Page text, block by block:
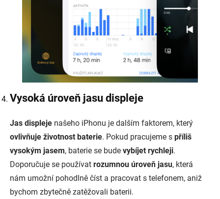
Vysoká úroveň jasu displeje
Jas displeje našeho iPhonu je dalším faktorem, který
ovlivňuje životnost baterie. Pokud pracujeme s příliš
vysokým jasem, baterie se bude vybíjet rychleji.
Doporučuje se používat rozumnou úroveň jasu, která
nám umožní pohodlně číst a pracovat s telefonem, aniž
bychom zbytečně zatěžovali baterii.